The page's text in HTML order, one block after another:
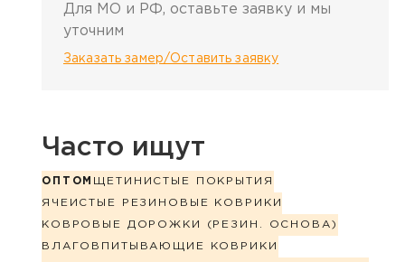
Для МО и РФ, оставьте заявку и мы
уточним
Заказать замер/Оставить заявку
Часто ищут
ОПТОМ ЩЕТИНИСТЫЕ ПОКРЫТИЯ
ЯЧЕИСТЫЕ РЕЗИНОВЫЕ КОВРИКИ
КОВРОВЫЕ ДОРОЖКИ (РЕЗИН. ОСНОВА)
ВЛАГОВПИТЫВАЮЩИЕ КОВРИКИ